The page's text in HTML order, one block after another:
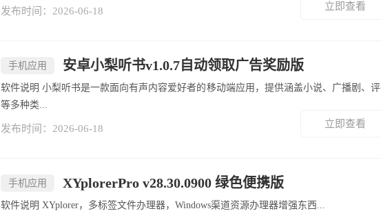
发布时间：2026-06-18 立即查看
手机应用 安卓小梨听书v1.0.7自动领取广告奖励版
软件说明 小梨听书是一款面向有声内容爱好者的移动端应用，提供涵盖小说、广播剧、评书
等多种类...
发布时间：2026-06-18 立即查看
手机应用 XYplorerPro v28.30.0900 绿色便携版
软件说明 XYplorer，多标签文件办理器，Windows渠道资源办理器增强东西...